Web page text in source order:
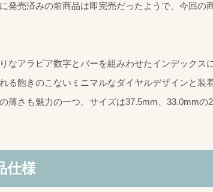
発売済みの前商品は即完売だったようで、今回の
なアラビア数字とバーを組みわせたインデックス
る飽きのこないミニマルなダイヤルデザインと装
薄さも魅力の一つ。サイズは37.5mm、33.0mmの
仕様